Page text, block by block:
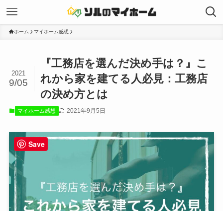
ホーム マイホーム感想
『工務店を選んだ決め手は？』こ
れから家を建てる人必見：工務店
の決め方とは
2021
9/05
マイホーム感想 2021年9月5日
Save